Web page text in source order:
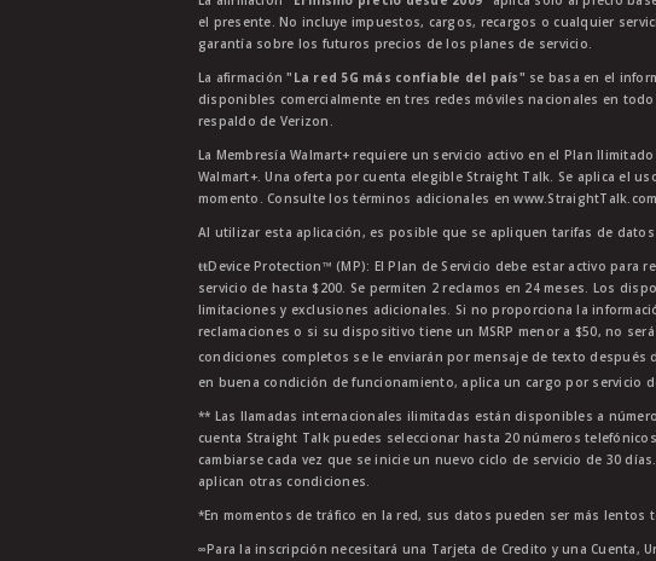
el presente. No incluye impuestos, cargos, recargos o cualquier
garantía sobre los futuros precios de los planes de servicio.
La afirmación"La red 5G más confiable del país" se basa en el
disponibles comercialmente en tres redes móviles nacionales en
respaldo de Verizon.
La Membresía Walmart+ requiere un servicio activo en el Plan
Walmart+. Una oferta por cuenta elegible Straight Talk. Se aplica el
momento. Consulte los términos adicionales en
Al utilizar esta aplicación, es posible que se apliquen tarifas de
ŧŧDevice Protection™ (MP): El Plan de Servicio debe estar activo
servicio de hasta $200. Se permiten 2 reclamos en 24 meses. Los
limitaciones y exclusiones adicionales. Si no proporciona la
reclamaciones o si su dispositivo tiene un MSRP menor a $50, no
condiciones completos se le enviarán por mensaje de texto
en buena condición de funcionamiento, aplica un cargo por servicio
** Las llamadas internacionales ilimitadas están disponibles a
cuenta Straight Talk puedes seleccionar hasta 20 números
cambiarse cada vez que se inicie un nuevo ciclo de servicio de 30
aplican otras condiciones.
*En momentos de tráfico en la red, sus datos pueden ser más
∞Para la inscripción necesitará una Tarjeta de Credito y una Cuenta,